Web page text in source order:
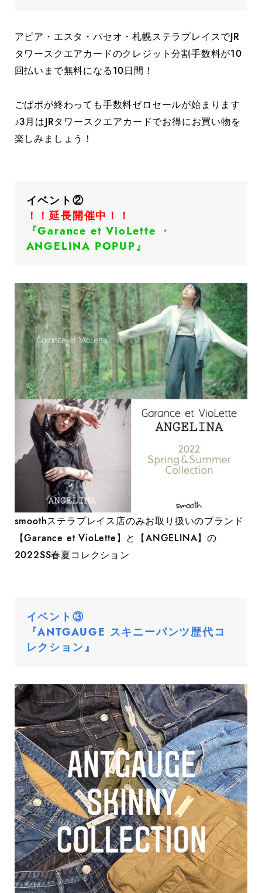
アピア・エスタ・パセオ・札幌ステラプレイスでJR
タワースクエアカードのクレジット分割手数料が10
回払いまで無料になる10日間！
ごばポが終わっても手数料ゼロセールが始まります
♪3月はJRタワースクエアカードでお得にお買い物を
楽しみましょう！
イベント②
！！延長開催中！！
『Garance et VioLette ・
ANGELINA POPUP』
smoothステラプレイス店のみお取り扱いのブランド
【Garance et VioLette】と【ANGELINA】の
2022SS春夏コレクション
イベント③
『ANTGAUGE スキニーパンツ歴代コ
レクション』